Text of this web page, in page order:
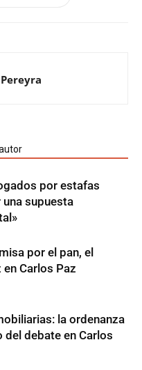
por estafas
supuesta
por el pan, el
Carlos Paz
la ordenanza
del debate en Carlos